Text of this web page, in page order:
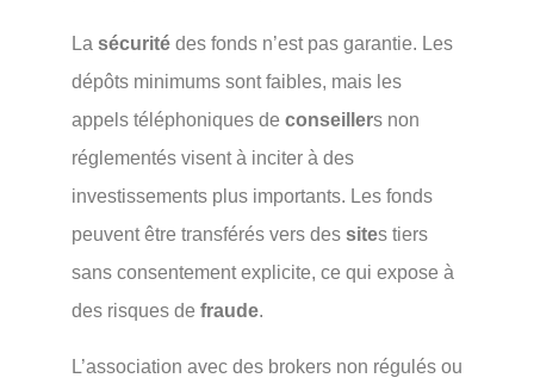
La sécurité des fonds n’est pas garantie. Les
dépôts minimums sont faibles, mais les
appels téléphoniques de conseillers non
réglementés visent à inciter à des
investissements plus importants. Les fonds
peuvent être transférés vers des sites tiers
sans consentement explicite, ce qui expose à
des risques de fraude.
L’association avec des brokers non régulés ou